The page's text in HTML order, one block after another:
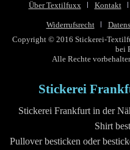
Über Textilfuxx Kontakt
Widerrufsrecht
Copyright © 2016 Stickerei-
bei
Alle Rechte
Stickerei
Stickerei Frankfurt in der
Shirt
Pullover besticken oder